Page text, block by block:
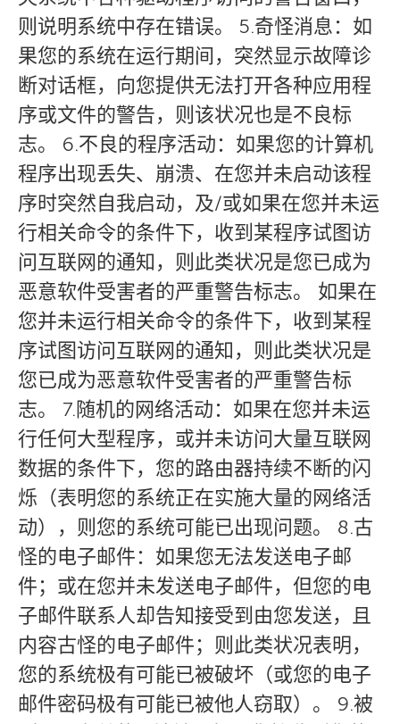
则说明系统中存在错误。 5.奇怪消息：如
果您的系统在运行期间，突然显示故障诊
断对话框，向您提供无法打开各种应用程
序或文件的警告，则该状况也是不良标
志。 6.不良的程序活动：如果您的计算机
程序出现丢失、崩溃、在您并未启动该程
序时突然自我启动，及/或如果在您并未运
行相关命令的条件下，收到某程序试图访
问互联网的通知，则此类状况是您已成为
恶意软件受害者的严重警告标志。 如果在
您并未运行相关命令的条件下，收到某程
序试图访问互联网的通知，则此类状况是
您已成为恶意软件受害者的严重警告标
志。 7.随机的网络活动：如果在您并未运
行任何大型程序，或并未访问大量互联网
数据的条件下，您的路由器持续不断的闪
烁（表明您的系统正在实施大量的网络活
动），则您的系统可能已出现问题。 8.古
怪的电子邮件：如果您无法发送电子邮
件；或在您并未发送电子邮件，但您的电
子邮件联系人却告知接受到由您发送，且
内容古怪的电子邮件；则此类状况表明，
您的系统极有可能已被破坏（或您的电子
邮件密码极有可能已被他人窃取）。 9.被